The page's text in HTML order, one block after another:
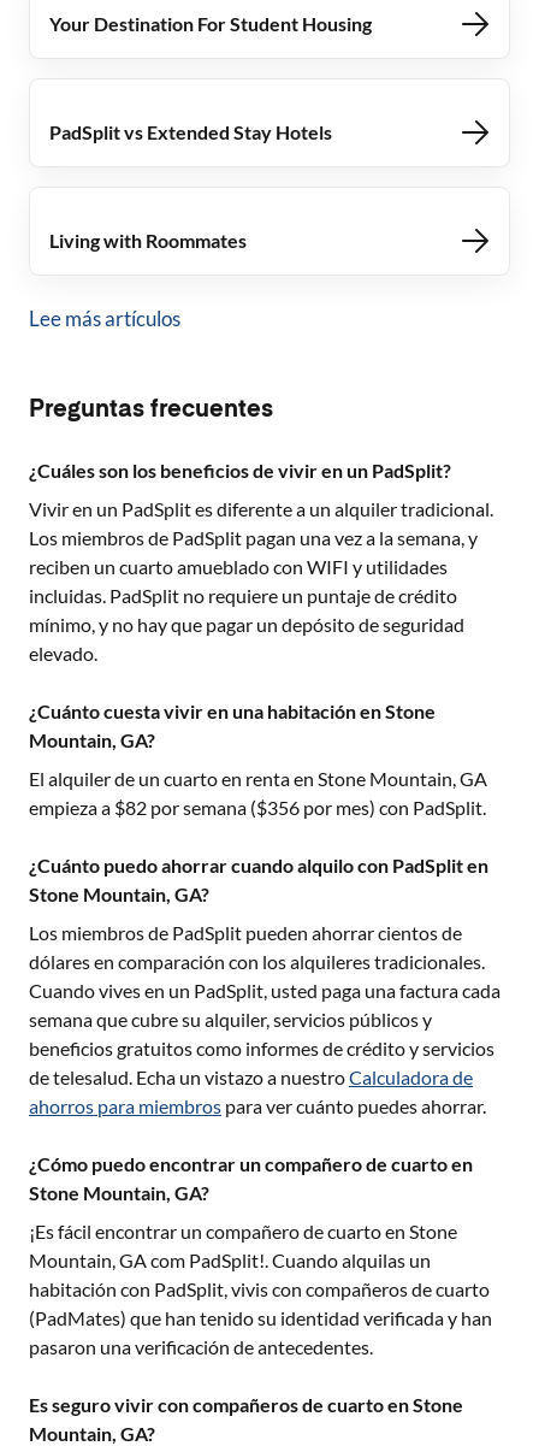
Your Destination For Student Housing
PadSplit vs Extended Stay Hotels
Living with Roommates
Lee más artículos
Preguntas frecuentes
¿Cuáles son los beneficios de vivir en un PadSplit?
Vivir en un PadSplit es diferente a un alquiler tradicional.
Los miembros de PadSplit pagan una vez a la semana, y
reciben un cuarto amueblado con WIFI y utilidades
incluidas. PadSplit no requiere un puntaje de crédito
mínimo, y no hay que pagar un depósito de seguridad
elevado.
¿Cuánto cuesta vivir en una habitación en Stone
Mountain, GA?
El alquiler de un cuarto en renta en Stone Mountain, GA
empieza a $82 por semana ($356 por mes) con PadSplit.
¿Cuánto puedo ahorrar cuando alquilo con PadSplit en
Stone Mountain, GA?
Los miembros de PadSplit pueden ahorrar cientos de
dólares en comparación con los alquileres tradicionales.
Cuando vives en un PadSplit, usted paga una factura cada
semana que cubre su alquiler, servicios públicos y
beneficios gratuitos como informes de crédito y servicios
de telesalud. Echa un vistazo a nuestroCalculadora de
ahorros para miembros para ver cuánto puedes ahorrar.
¿Cómo puedo encontrar un compañero de cuarto en
Stone Mountain, GA?
¡Es fácil encontrar un compañero de cuarto en Stone
Mountain, GAcom PadSplit!. Cuando alquilas un
habitación con PadSplit, vivis con compañeros de cuarto
(PadMates) que han tenido su identidad verificada y han
pasaron una verificación de antecedentes.
Es seguro vivir con compañeros de cuarto en Stone
Mountain, GA?